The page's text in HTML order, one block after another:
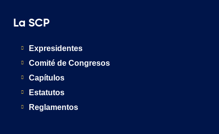
La SCP
Expresidentes
Comité de Congresos
Capítulos
Estatutos
Reglamentos